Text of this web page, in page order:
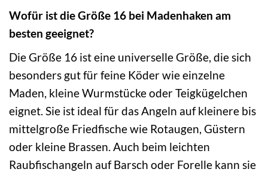
Wofür ist die Größe 16 bei Madenhaken am
besten geeignet?
Die Größe 16 ist eine universelle Größe, die sich
besonders gut für feine Köder wie einzelne
Maden, kleine Wurmstücke oder Teigkügelchen
eignet. Sie ist ideal für das Angeln auf kleinere bis
mittelgroße Friedfische wie Rotaugen, Güstern
oder kleine Brassen. Auch beim leichten
Raubfischangeln auf Barsch oder Forelle kann sie